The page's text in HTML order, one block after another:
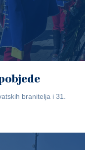
branitelja i 31.